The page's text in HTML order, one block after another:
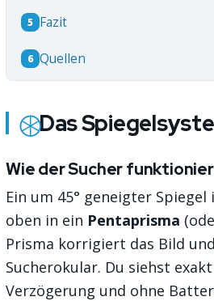
5 Fazit
6 Quellen
Das
Wie der Sucher
Ein um 45° geneigter
oben in ein Pentaprisma
Prisma korrigiert das Bild
Sucherokular. Du siehst
Verzögerung und ohne